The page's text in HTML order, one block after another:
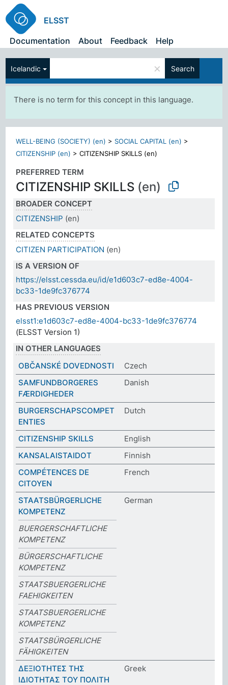
ELSST
Documentation
About Feedback Help
Icelandic × Search
There is no term for this concept in this language.
WELL-BEING (SOCIETY) (en) > SOCIAL CAPITAL (en) >
CITIZENSHIP (en) >CITIZENSHIP SKILLS (en)
PREFERRED TERM
CITIZENSHIP SKILLS (en)
BROADER CONCEPT
CITIZENSHIP (en)
RELATED CONCEPTS
CITIZEN PARTICIPATION (en)
IS A VERSION OF
https://elsst.cessda.eu/id/e1d603c7-ed8e-4004-
bc33-1de9fc376774
HAS PREVIOUS VERSION
elsst1:e1d603c7-ed8e-4004-bc33-1de9fc376774
(ELSST Version 1)
IN OTHER LANGUAGES
OBČANSKÉ DOVEDNOSTI
Czech
SAMFUNDBORGERES
FÆRDIGHEDER
Danish
BURGERSCHAPSCOMPET
ENTIES
Dutch
CITIZENSHIP SKILLS
English
KANSALAISTAIDOT
Finnish
COMPÉTENCES DE
CITOYEN
French
STAATSBÜRGERLICHE
KOMPETENZ
German
BUERGERSCHAFTLICHE
KOMPETENZ
BÜRGERSCHAFTLICHE
KOMPETENZ
STAATSBUERGERLICHE
FAEHIGKEITEN
STAATSBUERGERLICHE
KOMPETENZ
STAATSBÜRGERLICHE
FÄHIGKEITEN
ΔΕΞΙΟΤΗΤΕΣ ΤΗΣ
ΙΔΙΟΤΗΤΑΣ ΤΟΥ ΠΟΛΙΤΗ
Greek